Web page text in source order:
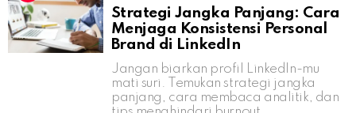
Strategi Jangka Panjang: Cara
Menjaga Konsistensi Personal
Brand di LinkedIn
Jangan biarkan profil LinkedIn-mu
mati suri. Temukan strategi jangka
panjang, cara membaca analitik, dan